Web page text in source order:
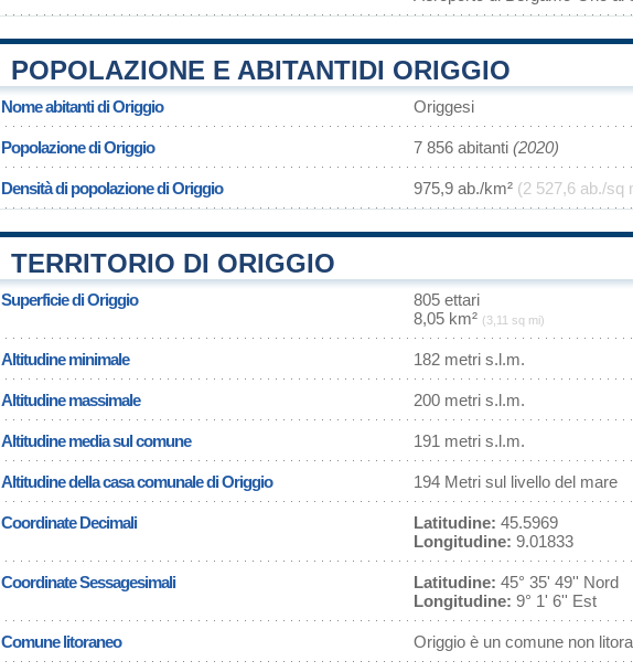
POPOLAZIONE E ABITANTIDI ORIGGIO
Nome abitanti di Origgio Origgesi
Popolazione di Origgio 7 856 abitanti (2020)
Densità di popolazione di Origgio 975,9 ab./km² (2 527,6 ab./sq
TERRITORIO DI ORIGGIO
Superficie di Origgio
805 ettari
8,05 km² (3,11 sq mi)
Altitudine minimale 182 metri s.l.m.
Altitudine massimale 200 metri s.l.m.
Altitudine media sul comune 191 metri s.l.m.
Altitudine della casa comunale di Origgio 194 Metri sul livello del mare
Coordinate Decimali Latitudine: 45.5969
Longitudine: 9.01833
Coordinate Sessagesimali Latitudine: 45° 35' 49'' Nord
Longitudine: 9° 1' 6'' Est
Comune litoraneo Origgio è un comune non